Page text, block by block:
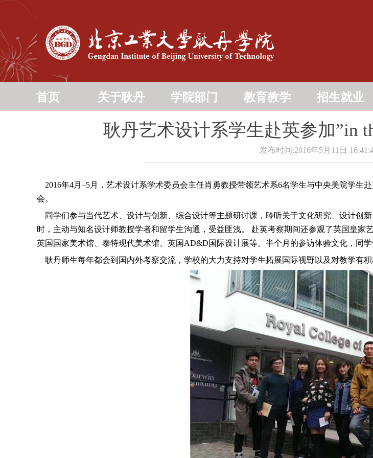
首页 关于耿丹 学院部门 教育教学 招生就业
耿丹艺术设计系学生赴英参加”in
发布时间:2016年5月11日
2016年4月–5月，艺术设计系学术委员会主任肖勇教授带领艺术系6名学生与中央美院学生
会。
同学们参与当代艺术、设计与创新、综合设计等主题研讨课，聆听关于文化研究、设计创
时，主动与知名设计师教授学者和留学生沟通，受益匪浅。 赴英考察期间还参观了英国皇家
英国国家美术馆、泰特现代美术馆、英国AD&D国际设计展等。半个月的参访体验文化，同
耿丹师生每年都会到国内外考察交流，学校的大力支持对学生拓展国际视野以及对教学有积